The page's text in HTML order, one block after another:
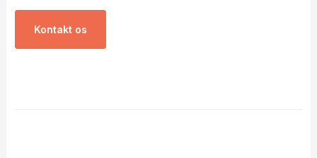
Kontakt os